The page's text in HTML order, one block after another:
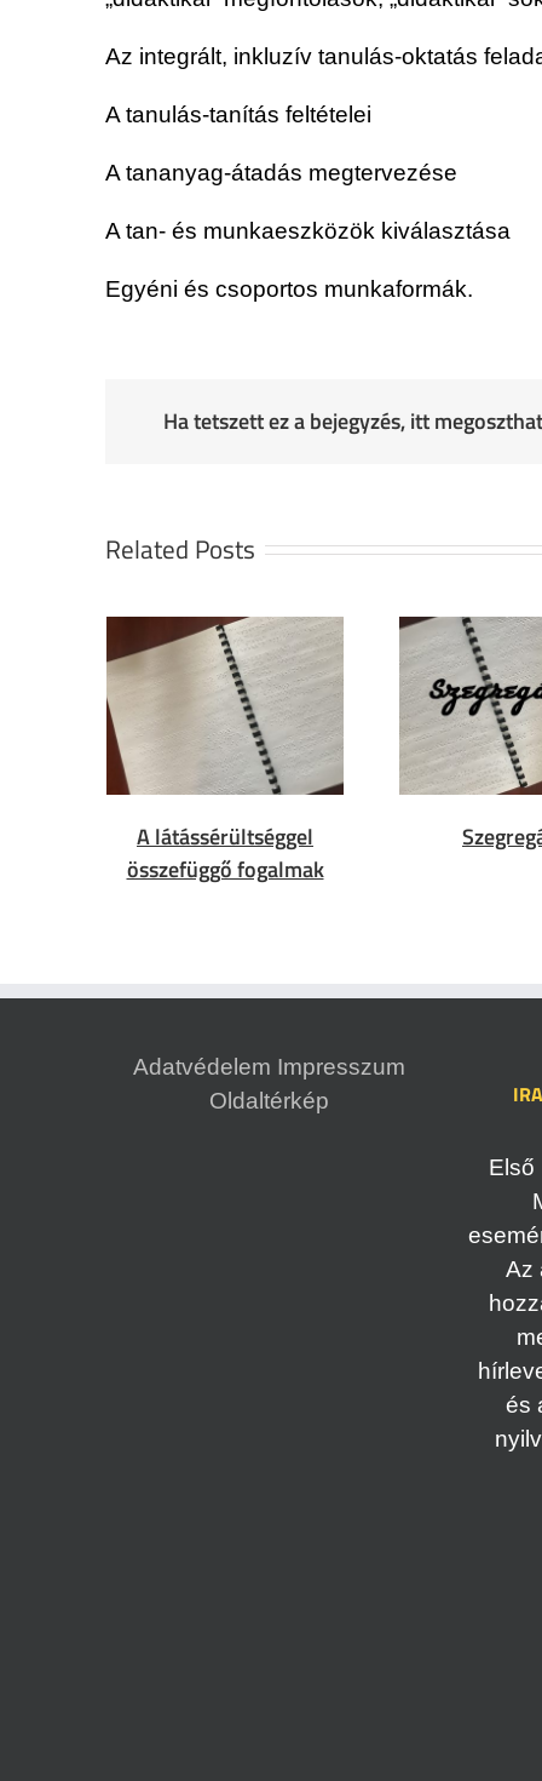
Az integrált, inkluzív tanulás-oktatás
A tanulás-tanítás feltételei
A tananyag-átadás megtervezése
A tan- és munkaeszközök kiválasztása
Egyéni és csoportos munkaformák.
Ha tetszett ez a bejegyzés, itt
Related Posts
A látássérültséggel
összefüggő fogalmak
Adatvédelem Impresszum
Oldaltérkép
Első
Az
és